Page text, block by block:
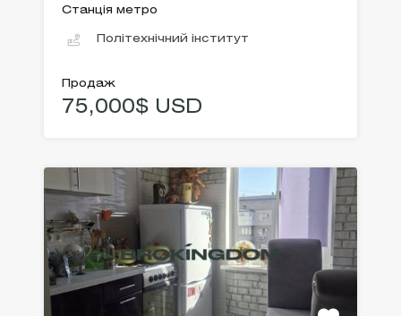
Станція метро
Політехнічний інститут
Продаж
75,000$ USD